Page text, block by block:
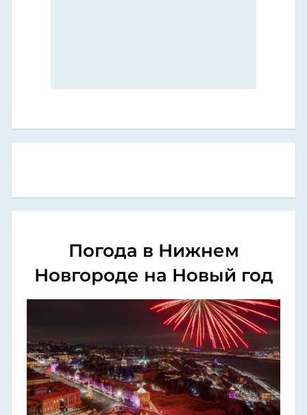
Погода в Нижнем
Новгороде на Новый год